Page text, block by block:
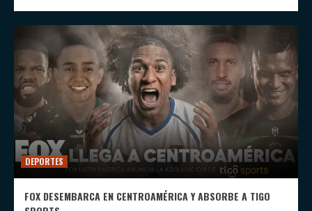
DEPORTES
FOX DESEMBARCA EN CENTROAMÉRICA Y ABSORBE A TIGO